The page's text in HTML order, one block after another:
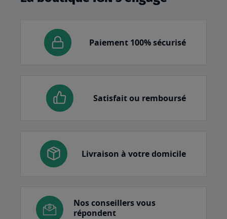
Paiement 100% sécurisé
Satisfait ou remboursé
Livraison à votre domicile
Nos conseillers vous
répondent